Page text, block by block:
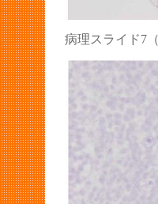
病理スライド7